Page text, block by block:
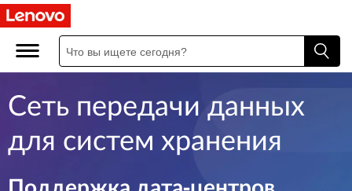
S
r
a
Сеть передачи данных
для систем хранения